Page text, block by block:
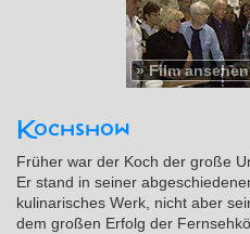
»Film ansehen
Kochshow
Früher war der Koch der große
Er stand in seiner
kulinarisches Werk, nicht aber
dem großen Erfolg der